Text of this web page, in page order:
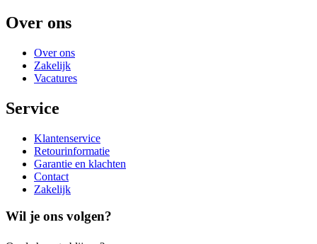
Over ons
Over ons
Zakelijk
Vacatures
Service
Klantenservice
Retourinformatie
Garantie en klachten
Contact
Zakelijk
Wil je ons volgen?